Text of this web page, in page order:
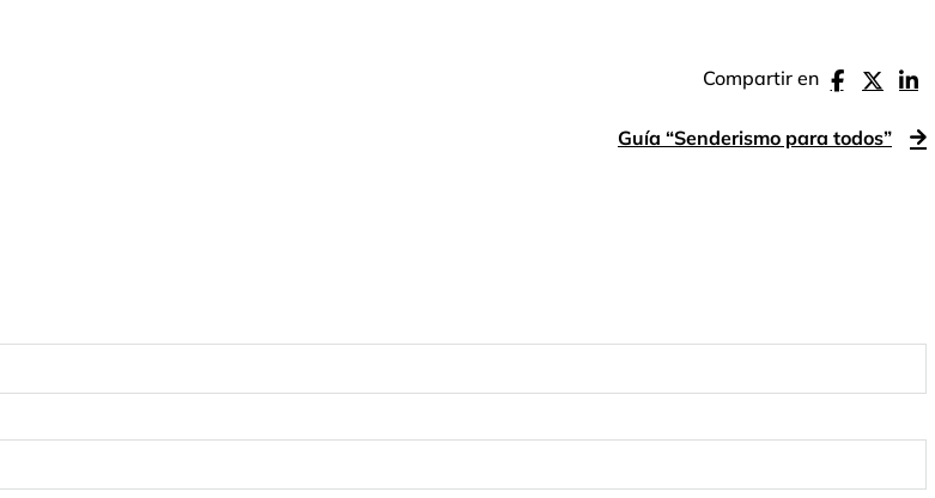
Compartir en
Guía “Senderismo para todos”